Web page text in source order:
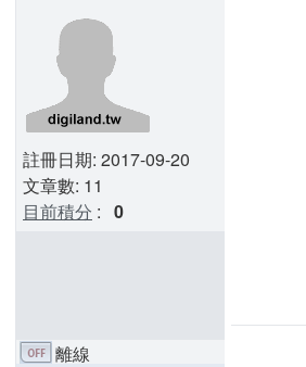
註冊日期: 2017-09-20
文章數: 11
目前積分 : 0
離線